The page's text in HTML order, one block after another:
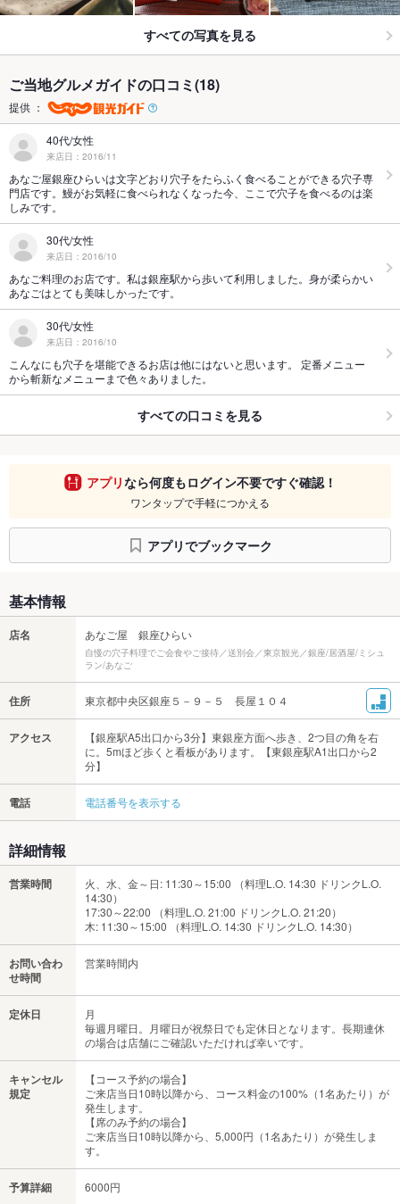
すべての写真を見る
ご当地グルメガイドの口コミ(18)
提供 ：
40代/女性
来店日：2016/11
あなご屋銀座ひらいは文字どおり穴子をたらふく食べることができる穴子専
門店です。鰻がお気軽に食べられなくなった今、ここで穴子を食べるのは楽
しみです。
30代/女性
来店日：2016/10
あなご料理のお店です。私は銀座駅から歩いて利用しました。身が柔らかい
あなごはとても美味しかったです。
30代/女性
来店日：2016/10
こんなにも穴子を堪能できるお店は他にはないと思います。 定番メニュー
から斬新なメニューまで色々ありました。
すべての口コミを見る
アプリなら何度もログイン不要ですぐ確認！
ワンタップで手軽につかえる
アプリでブックマーク
基本情報
店名 あなご屋 銀座ひらい
自慢の穴子料理でご会食やご接待／送別会／東京観光／銀座/居酒屋/ミシュ
ラン/あなご
住所 東京都中央区銀座５－９－５ 長屋１０４
アクセス
【銀座駅A5出口から3分】東銀座方面へ歩き、2つ目の角を右
に。5mほど歩くと看板があります。【東銀座駅A1出口から2
分】
電話 電話番号を表示する
詳細情報
営業時間
火、水、金～日: 11:30～15:00 （料理L.O. 14:30 ドリンクL.O.
14:30）
17:30～22:00 （料理L.O. 21:00 ドリンクL.O. 21:20）
木: 11:30～15:00 （料理L.O. 14:30 ドリンクL.O. 14:30）
お問い合わ
せ時間
営業時間内
定休日
月
毎週月曜日。月曜日が祝祭日でも定休日となります。長期連休
の場合は店舗にご確認いただければ幸いです。
キャンセル
規定
【コース予約の場合】
ご来店当日10時以降から、コース料金の100%（1名あたり）が
発生します。
【席のみ予約の場合】
ご来店当日10時以降から、5,000円（1名あたり）が発生しま
す。
予算詳細 6000円